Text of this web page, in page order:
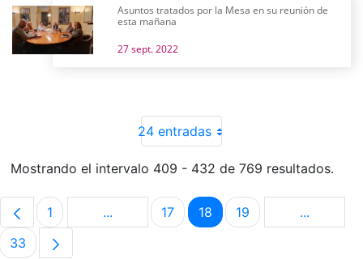
Asuntos tratados por la Mesa en su reunión de
esta mañana
27 sept. 2022
24 entradas
Mostrando el intervalo 409 - 432 de 769 resultados.
Página
1 ...Páginas intermedias Use TAB para
Página
17 Página
18 Página
19 ...Páginas
Página
33